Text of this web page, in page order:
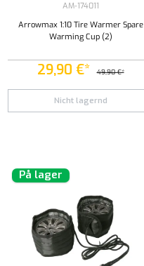
AM-174011
Arrowmax 1:10 Tire Warmer Spare
Warming Cup (2)
29,90 €* 49,90 €*
Nicht lagernd
På lager